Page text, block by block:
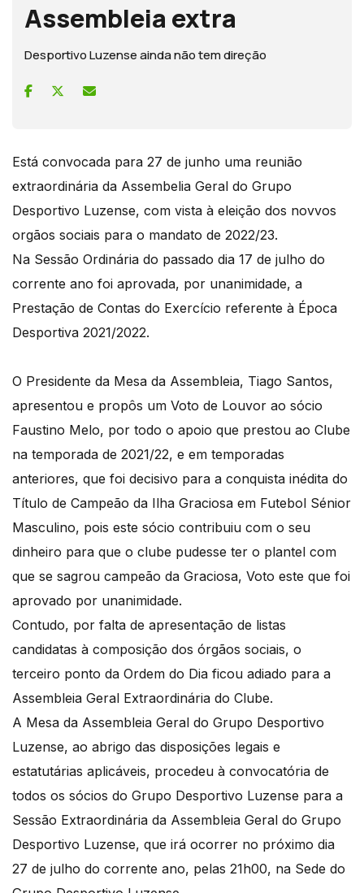
Assembleia extra
Desportivo Luzense ainda não tem direção
Está convocada para 27 de junho uma reunião
extraordinária da Assembelia Geral do Grupo
Desportivo Luzense, com vista à eleição dos novvos
orgãos sociais para o mandato de 2022/23.
Na Sessão Ordinária do passado dia 17 de julho do
corrente ano foi aprovada, por unanimidade, a
Prestação de Contas do Exercício referente à Época
Desportiva 2021/2022.
O Presidente da Mesa da Assembleia, Tiago Santos,
apresentou e propôs um Voto de Louvor ao sócio
Faustino Melo, por todo o apoio que prestou ao Clube
na temporada de 2021/22, e em temporadas
anteriores, que foi decisivo para a conquista inédita do
Título de Campeão da Ilha Graciosa em Futebol Sénior
Masculino, pois este sócio contribuiu com o seu
dinheiro para que o clube pudesse ter o plantel com
que se sagrou campeão da Graciosa, Voto este que foi
aprovado por unanimidade.
Contudo, por falta de apresentação de listas
candidatas à composição dos órgãos sociais, o
terceiro ponto da Ordem do Dia ficou adiado para a
Assembleia Geral Extraordinária do Clube.
A Mesa da Assembleia Geral do Grupo Desportivo
Luzense, ao abrigo das disposições legais e
estatutárias aplicáveis, procedeu à convocatória de
todos os sócios do Grupo Desportivo Luzense para a
Sessão Extraordinária da Assembleia Geral do Grupo
Desportivo Luzense, que irá ocorrer no próximo dia
27 de julho do corrente ano, pelas 21h00, na Sede do